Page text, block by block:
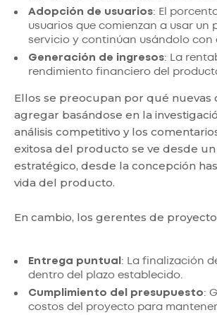
Adopción de usuarios: El
usuarios que comienzan a usar un
servicio y continúan usándolo con
Generación de ingresos: La
rendimiento financiero del
Ellos se preocupan por qué nuevas
agregar basándose en la
análisis competitivo y los
exitosa del producto se ve desde
estratégico, desde la concepción
vida del producto.
En cambio, los gerentes de
Entrega puntual : La finalización
dentro del plazo establecido.
Cumplimiento del presupuesto:
costos del proyecto para